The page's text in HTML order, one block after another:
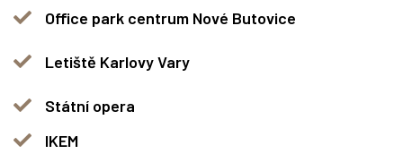
Office park centrum Nové Butovice
Letiště Karlovy Vary
Státní opera
IKEM